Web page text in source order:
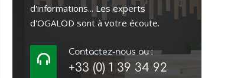
d'informations... Les experts
d'OGALOD sont à votre écoute.
Contactez-nous au :
+33 (0) 1 39 34 92